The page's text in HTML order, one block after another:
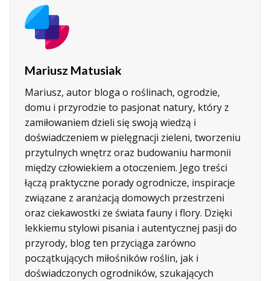
Mariusz Matusiak
Mariusz, autor bloga o roślinach, ogrodzie,
domu i przyrodzie to pasjonat natury, który z
zamiłowaniem dzieli się swoją wiedzą i
doświadczeniem w pielęgnacji zieleni, tworzeniu
przytulnych wnętrz oraz budowaniu harmonii
między człowiekiem a otoczeniem. Jego treści
łączą praktyczne porady ogrodnicze, inspiracje
związane z aranżacją domowych przestrzeni
oraz ciekawostki ze świata fauny i flory. Dzięki
lekkiemu stylowi pisania i autentycznej pasji do
przyrody, blog ten przyciąga zarówno
początkujących miłośników roślin, jak i
doświadczonych ogrodników, szukających